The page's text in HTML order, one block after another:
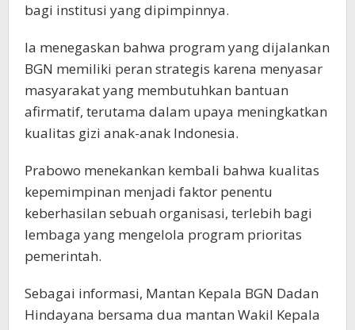
bagi institusi yang dipimpinnya.
Ia menegaskan bahwa program yang dijalankan
BGN memiliki peran strategis karena menyasar
masyarakat yang membutuhkan bantuan
afirmatif, terutama dalam upaya meningkatkan
kualitas gizi anak-anak Indonesia.
Prabowo menekankan kembali bahwa kualitas
kepemimpinan menjadi faktor penentu
keberhasilan sebuah organisasi, terlebih bagi
lembaga yang mengelola program prioritas
pemerintah.
Sebagai informasi, Mantan Kepala BGN Dadan
Hindayana bersama dua mantan Wakil Kepala